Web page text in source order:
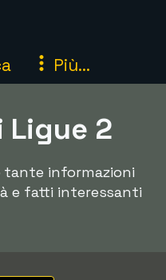
Più...
Ligue 2
tante informazioni
e fatti interessanti